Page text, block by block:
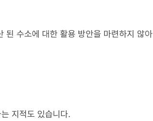
된 수소에 대한 활용 방안을 마련하지 않아
지적도 있습니다.